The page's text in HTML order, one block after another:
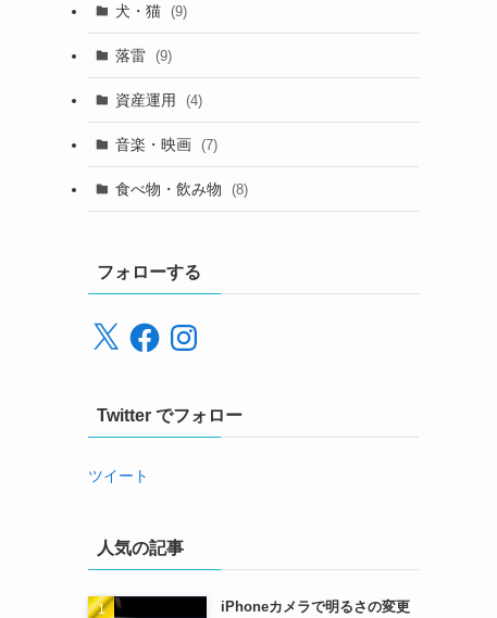
犬・猫 (9)
落雷 (9)
資産運用 (4)
音楽・映画 (7)
食べ物・飲み物 (8)
フォローする
X FacebookInstagram
Twitter でフォロー
ツイート
人気の記事
iPhoneカメラで明るさの変更